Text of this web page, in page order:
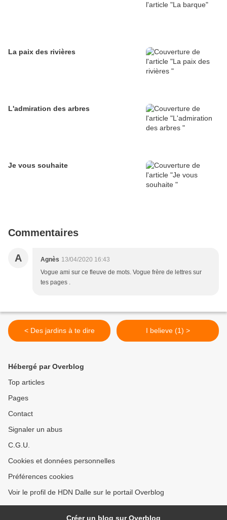
La paix des rivières
L'admiration des arbres
Je vous souhaite
Commentaires
A Agnès 13/04/2020 16:43
Vogue ami sur ce fleuve de mots. Vogue frère de lettres sur
tes pages .
< Des jardins à te dire I believe (1) >
Hébergé par Overblog
Top articles
Pages
Contact
Signaler un abus
C.G.U.
Cookies et données personnelles
Préférences cookies
Voir le profil de HDN Dalle sur le portail Overblog
Créer un blog sur Overblog